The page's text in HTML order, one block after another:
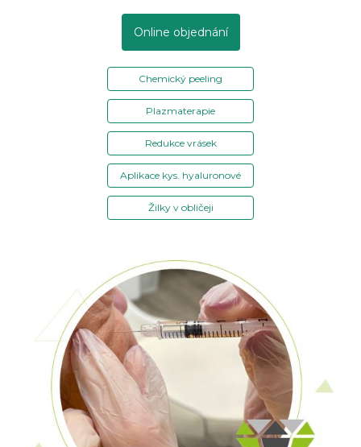
Online objednání
Chemický peeling
Plazmaterapie
Redukce vrásek
Aplikace kys. hyaluronové
Žilky v obličeji